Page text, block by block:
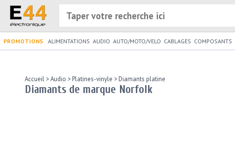
PROMOTIONS ALIMENTATIONS AUDIO AUTO/MOTO/VELO CABLAGES COMPOSANTS
Accueil >Audio >Platines-vinyle >Diamants platine
Diamants de marque Norfolk